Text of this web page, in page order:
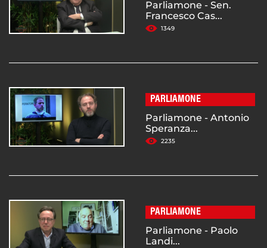
Parliamone - Sen.
Francesco Cas...
1349
PARLIAMONE
Parliamone - Antonio
Speranza...
2235
PARLIAMONE
Parliamone - Paolo
Landi...